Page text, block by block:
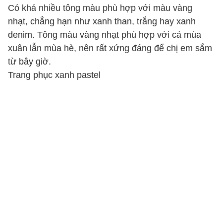
Có khá nhiều tông màu phù hợp với màu vàng
nhạt, chẳng hạn như xanh than, trắng hay xanh
denim. Tông màu vàng nhạt phù hợp với cả mùa
xuân lẫn mùa hè, nên rất xứng đáng để chị em sắm
từ bây giờ.
Trang phục xanh pastel